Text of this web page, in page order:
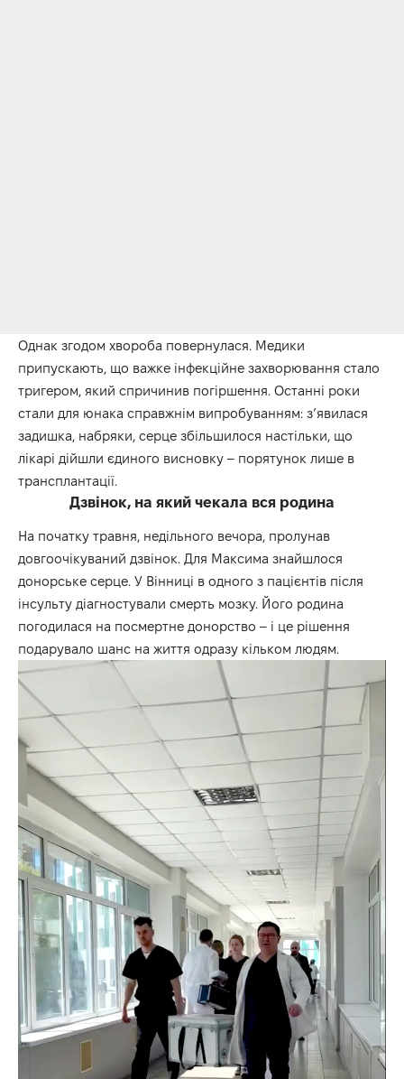
Однак згодом хвороба повернулася. Медики
припускають, що важке інфекційне захворювання стало
тригером, який спричинив погіршення. Останні роки
стали для юнака справжнім випробуванням: з’явилася
задишка, набряки, серце збільшилося настільки, що
лікарі дійшли єдиного висновку – порятунок лише в
трансплантації.
Дзвінок, на який чекала вся родина
На початку травня, недільного вечора, пролунав
довгоочікуваний дзвінок. Для Максима знайшлося
донорське серце. У Вінниці в одного з пацієнтів після
інсульту діагностували смерть мозку. Його родина
погодилася на посмертне донорство – і це рішення
подарувало шанс на життя одразу кільком людям.